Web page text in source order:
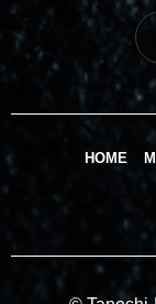
HOME